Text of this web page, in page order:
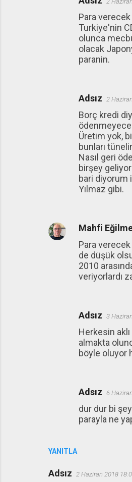
YANITLA
Para
Turkiye'nin
olunca
olacak
paranin.
Adsız 2
Borç kredi
Üretim yok,
bunları
Nasıl geri
birşey
bari diyorum
Yılmaz gibi.
Mahfi
Para
de düşük
2010
veriyorlardı
Adsız 3
Herkesin
almakta
böyle oluyor
Adsız 6
dur dur bi
parayla ne
Adsız 2 Haziran 2018